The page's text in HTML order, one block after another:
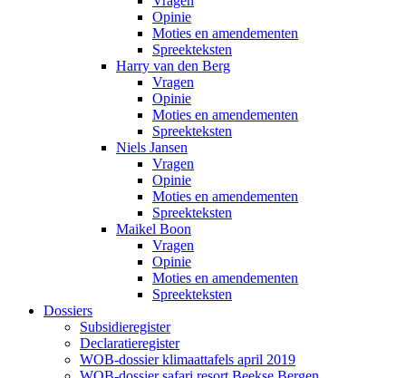
Opinie
Moties en amendementen
Spreekteksten
Harry van den Berg
Vragen
Opinie
Moties en amendementen
Spreekteksten
Niels Jansen
Vragen
Opinie
Moties en amendementen
Spreekteksten
Maikel Boon
Vragen
Opinie
Moties en amendementen
Spreekteksten
Dossiers
Subsidieregister
Declaratieregister
WOB-dossier klimaattafels april 2019